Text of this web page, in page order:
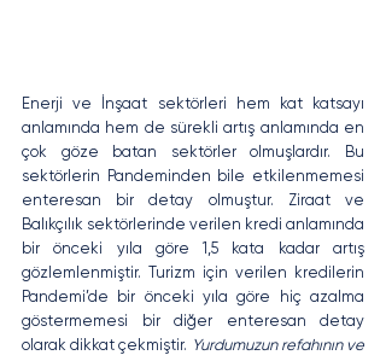
Enerji ve İnşaat sektörleri hem kat katsayı
anlamında hem de sürekli artış anlamında en
çok göze batan sektörler olmuşlardır. Bu
sektörlerin Pandeminden bile etkilenmemesi
enteresan bir detay olmuştur. Ziraat ve
Balıkçılık sektörlerinde verilen kredi anlamında
bir önceki yıla göre 1,5 kata kadar artış
gözlemlenmiştir. Turizm için verilen kredilerin
Pandemi’de bir önceki yıla göre hiç azalma
göstermemesi bir diğer enteresan detay
olarak dikkat çekmiştir. Yurdumuzun refahının ve